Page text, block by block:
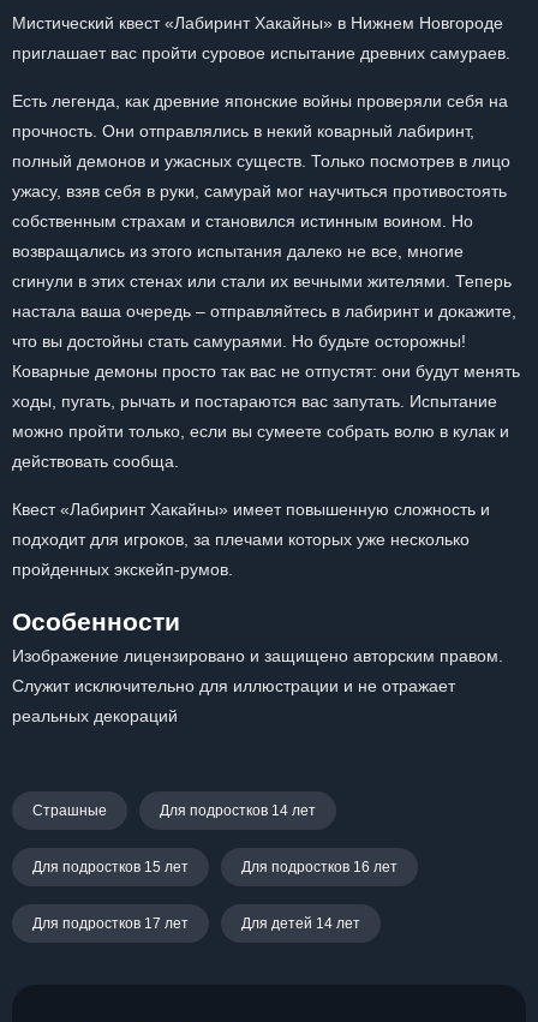
Мистический квест «Лабиринт Хакайны» в Нижнем Новгороде
приглашает вас пройти суровое испытание древних самураев.
Есть легенда, как древние японские войны проверяли себя на
прочность. Они отправлялись в некий коварный лабиринт,
полный демонов и ужасных существ. Только посмотрев в лицо
ужасу, взяв себя в руки, самурай мог научиться противостоять
собственным страхам и становился истинным воином. Но
возвращались из этого испытания далеко не все, многие
сгинули в этих стенах или стали их вечными жителями. Теперь
настала ваша очередь – отправляйтесь в лабиринт и докажите,
что вы достойны стать самураями. Но будьте осторожны!
Коварные демоны просто так вас не отпустят: они будут менять
ходы, пугать, рычать и постараются вас запутать. Испытание
можно пройти только, если вы сумеете собрать волю в кулак и
действовать сообща.
Квест «Лабиринт Хакайны» имеет повышенную сложность и
подходит для игроков, за плечами которых уже несколько
пройденных экскейп-румов.
Особенности
Изображение лицензировано и защищено авторским правом.
Служит исключительно для иллюстрации и не отражает
реальных декораций
Страшные Для подростков 14 лет
Для подростков 15 лет Для подростков 16 лет
Для подростков 17 лет Для детей 14 лет